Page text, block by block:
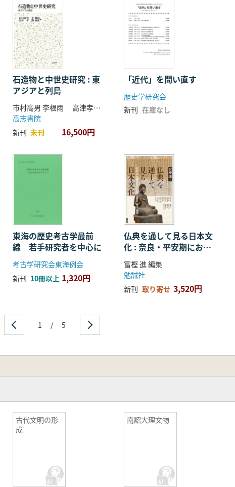
石造物と中世史研究 : 東
アジアと列島
市村高男 李根雨 高津孝 劉恒武 編
高志書院
新刊 未刊 16,500円
「近代」を問い直す
歴史学研究会
新刊 在庫なし
東海の歴史考古学最前
線 若手研究者を中心に
考古学研究会東海例会
新刊 10冊以上 1,320円
仏典を通して見る日本文
化 : 奈良・平安期におけ
る仏教の受容・融合・展
開
冨樫 進 編集
勉誠社
新刊 取り寄せ 3,520円
1 / 5
古代文明の形
成
南詔大理文物